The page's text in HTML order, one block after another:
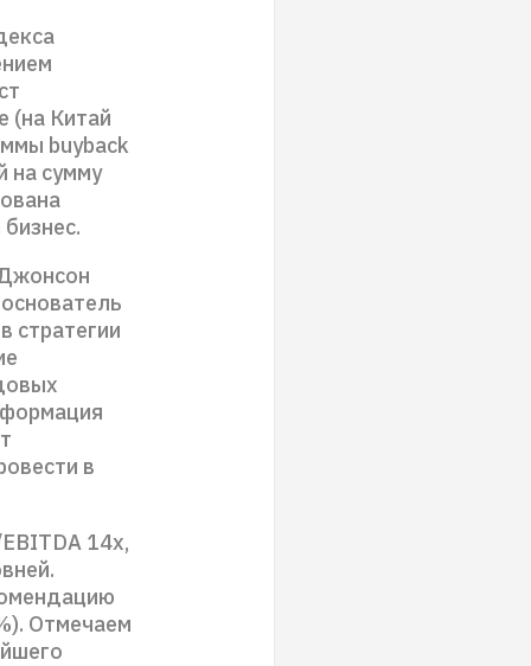
(на Китай
buyback
на сумму
стратегии
в
14х,
Отмечаем